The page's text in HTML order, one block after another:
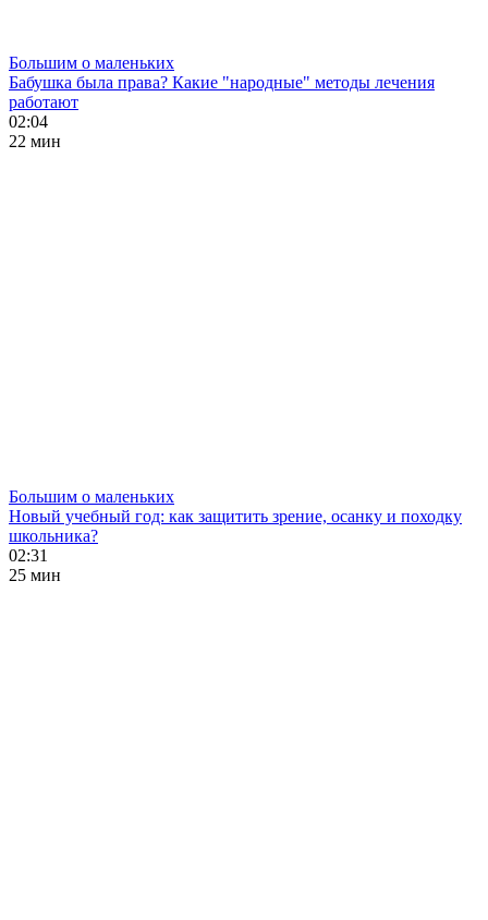
Большим о маленьких
Бабушка была права? Какие "народные" методы лечения
работают
02:04
22 мин
Большим о маленьких
Новый учебный год: как защитить зрение, осанку и походку
школьника?
02:31
25 мин